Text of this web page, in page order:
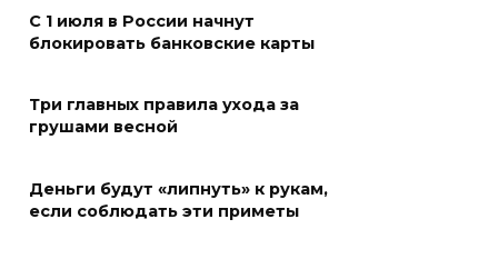
в донской столице
07 августа 2026 18:28
«Метеор» «Андрей Байков»
Меры поддержки после ЧС
С 1 июля в России начнут
блокировать банковские карты
Три главных правила ухода за
грушами весной
Деньги будут «липнуть» к рукам,
если соблюдать эти приметы